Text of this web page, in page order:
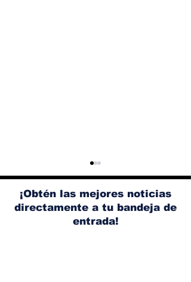
¡Obtén las mejores noticias
directamente a tu bandeja de
entrada!